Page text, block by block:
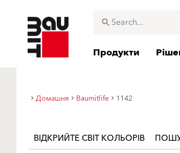
Продукти
Домашня Baumitlife 1142
ВІДКРИЙТЕ СВІТ КОЛЬОРІВ